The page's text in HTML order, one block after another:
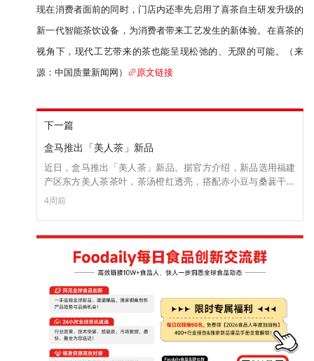
现在消费者面前的同时，门店内还率先启用了喜茶自主研发升级的
新一代智能茶饮设备，为消费者带来工艺发生的新体验。在喜茶的
视角下，现代工艺带来的茶也能呈现松弛的、无限的可能。（来
源：中国质量新闻网）
原文链接
下一篇
盒马推出「美人茶」新品
近日，盒马推出「美人茶」新品。据官方介绍，新品选用福建
产区东方美人茶茶叶，茶汤橙红透亮，搭配赤小豆与桑葚干，
慢焖萃取工艺，不含糖，口感柔和甜润。 目前，新品已上架盒
马官方APP，售价为5.9元/瓶。（来源：盒马）
4周前